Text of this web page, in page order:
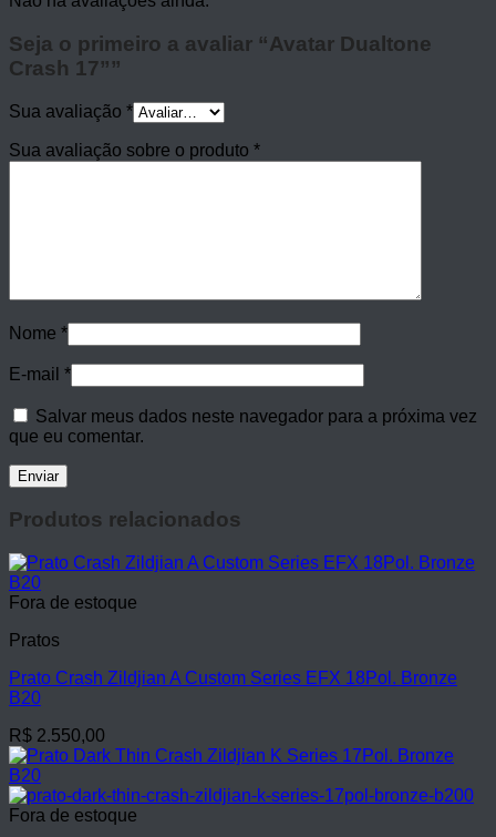
Seja o primeiro a avaliar “Avatar Dualtone
Crash 17””
Sua avaliação *
Sua avaliação sobre o produto *
Nome *
E-mail *
Salvar meus dados neste navegador para a próxima vez
que eu comentar.
Produtos relacionados
Fora de estoque
Pratos
Prato Crash Zildjian A Custom Series EFX 18Pol. Bronze
B20
R$ 2.550,00
Fora de estoque